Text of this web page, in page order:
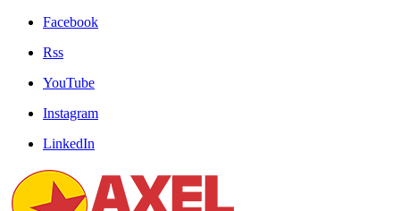
Facebook
Rss
YouTube
Instagram
LinkedIn